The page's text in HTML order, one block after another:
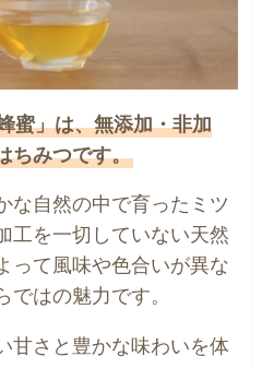
蜜」は、無添加・非加
ちみつです。
な自然の中で育ったミツ
工を一切していない天然
って風味や色合いが異な
ではの魅力です。
甘さと豊かな味わいを体